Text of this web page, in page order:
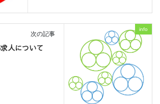
info
次の記事
人について